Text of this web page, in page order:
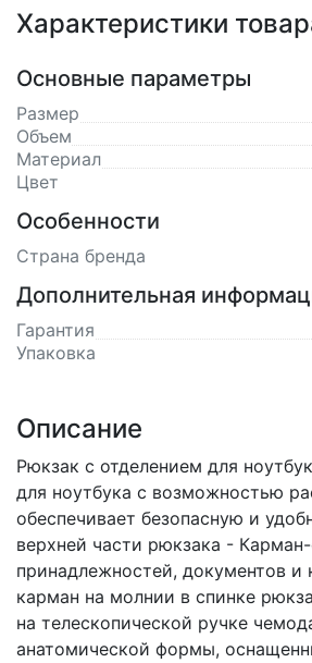
Характеристики
Основные параметры
Размер
Объем
Материал
Цвет
Особенности
Страна бренда
Дополнительная
Гарантия
Упаковка
Описание
Рюкзак с отделением для
для ноутбука с возможностью
обеспечивает безопасную и
верхней части рюкзака -
принадлежностей, документов
карман на молнии в спинке
на телескопической ручке
анатомической формы,